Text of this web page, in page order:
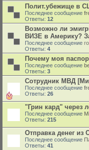
Полит.убежище в
Последнее сообщение
Ответы: 12
Возможно ли
ВИЗЕ в Америку?
Последнее сообщение
Ответы: 4
Почему моя
Последнее сообщение
Ответы: 3
Сотрудник МВД
Последнее сообщение
Ответы: 26
"Грин кард" через
Последнее сообщение
Ответы: 215
Отправка денег
Последнее сообщение
Ответы: 41